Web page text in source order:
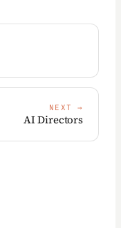
NEXT →
AI Directors